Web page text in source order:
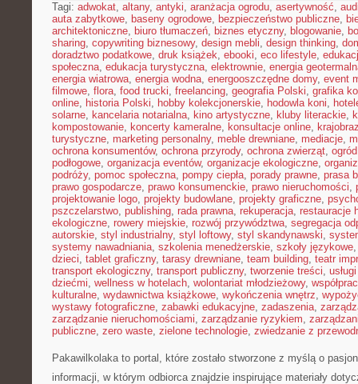
Tagi: adwokat, altany, antyki, aranżacja ogrodu, asertywność,
auta zabytkowe, baseny ogrodowe, bezpieczeństwo publiczne,
architektoniczne, biuro tłumaczeń, biznes etyczny, blogowanie,
sharing, copywriting biznesowy, design mebli, design thinking,
doradztwo podatkowe, druk książek, ebooki, eco lifestyle,
społeczna, edukacja turystyczna, elektrownie, energia
energia wiatrowa, energia wodna, energooszczędne domy, event
filmowe, flora, food trucki, freelancing, geografia Polski, grafika
online, historia Polski, hobby kolekcjonerskie, hodowla koni,
solarne, kancelaria notarialna, kino artystyczne, kluby literackie,
kompostowanie, koncerty kameralne, konsultacje online,
turystyczne, marketing personalny, meble drewniane, mediacje,
ochrona konsumentów, ochrona przyrody, ochrona zwierząt,
podłogowe, organizacja eventów, organizacje ekologiczne,
podróży, pomoc społeczna, pompy ciepła, porady prawne, prasa
prawo gospodarcze, prawo konsumenckie, prawo nieruchomości,
projektowanie logo, projekty budowlane, projekty graficzne,
pszczelarstwo, publishing, rada prawna, rekuperacja, restauracje
ekologiczne, rowery miejskie, rozwój przywództwa, segregacja
autorskie, styl industrialny, styl loftowy, styl skandynawski,
systemy nawadniania, szkolenia menedżerskie, szkoły językowe
dzieci, tablet graficzny, tarasy drewniane, team building, teatr
transport ekologiczny, transport publiczny, tworzenie treści,
dziećmi, wellness w hotelach, wolontariat młodzieżowy,
kulturalne, wydawnictwa książkowe, wykończenia wnętrz,
wystawy fotograficzne, zabawki edukacyjne, zadaszenia,
zarządzanie nieruchomościami, zarządzanie ryzykiem,
publiczne, zero waste, zielone technologie, zwiedzanie z
Pakawilkolaka to portal, które zostało stworzone z myślą o
informacji, w którym odbiorca znajdzie inspirujące materiały